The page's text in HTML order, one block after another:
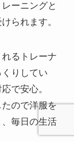
ーニングと
られます。
れるトレーナ
りしてい
で安心。
たので洋服を
毎日の生活